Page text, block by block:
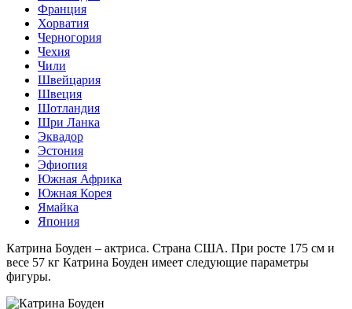
Франция
Хорватия
Черногория
Чехия
Чили
Швейцария
Швеция
Шотландия
Шри Ланка
Эквадор
Эстония
Эфиопия
Южная Африка
Южная Корея
Ямайка
Япония
Катрина Боуден – актриса. Страна США. При росте 175 см и
весе 57 кг Катрина Боуден имеет следующие параметры
фигуры.